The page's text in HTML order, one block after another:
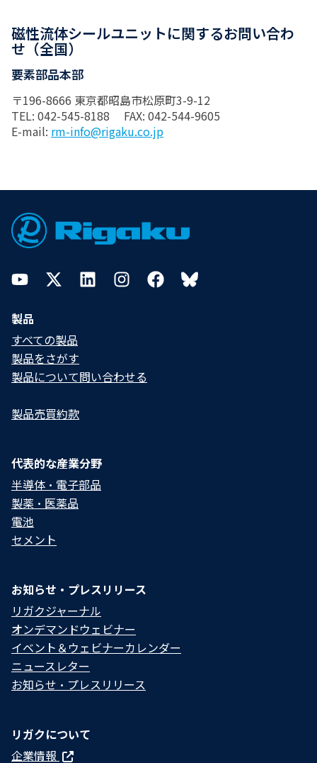
磁性流体シールユニットに関するお問い合わ
せ（全国）
要素部品本部
〒196-8666 東京都昭島市松原町3-9-12
TEL: 042-545-8188 FAX: 042-544-9605
E-mail: rm-info@rigaku.co.jp
Footer
YouTubeTwitterLinkedInInstagramFacebookBluesky
製品
すべての製品
製品をさがす
製品について問い合わせる​
製品売買約款
代表的な産業分野
半導体・電子部品
製薬・医薬品
電池
セメント
お知らせ・プレスリリース
リガクジャーナル
オンデマンドウェビナー
イベント＆ウェビナーカレンダー
ニュースレター
お知らせ・プレスリリース
リガクについて
企業情報